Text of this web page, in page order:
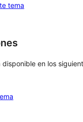
tema
disponible en los